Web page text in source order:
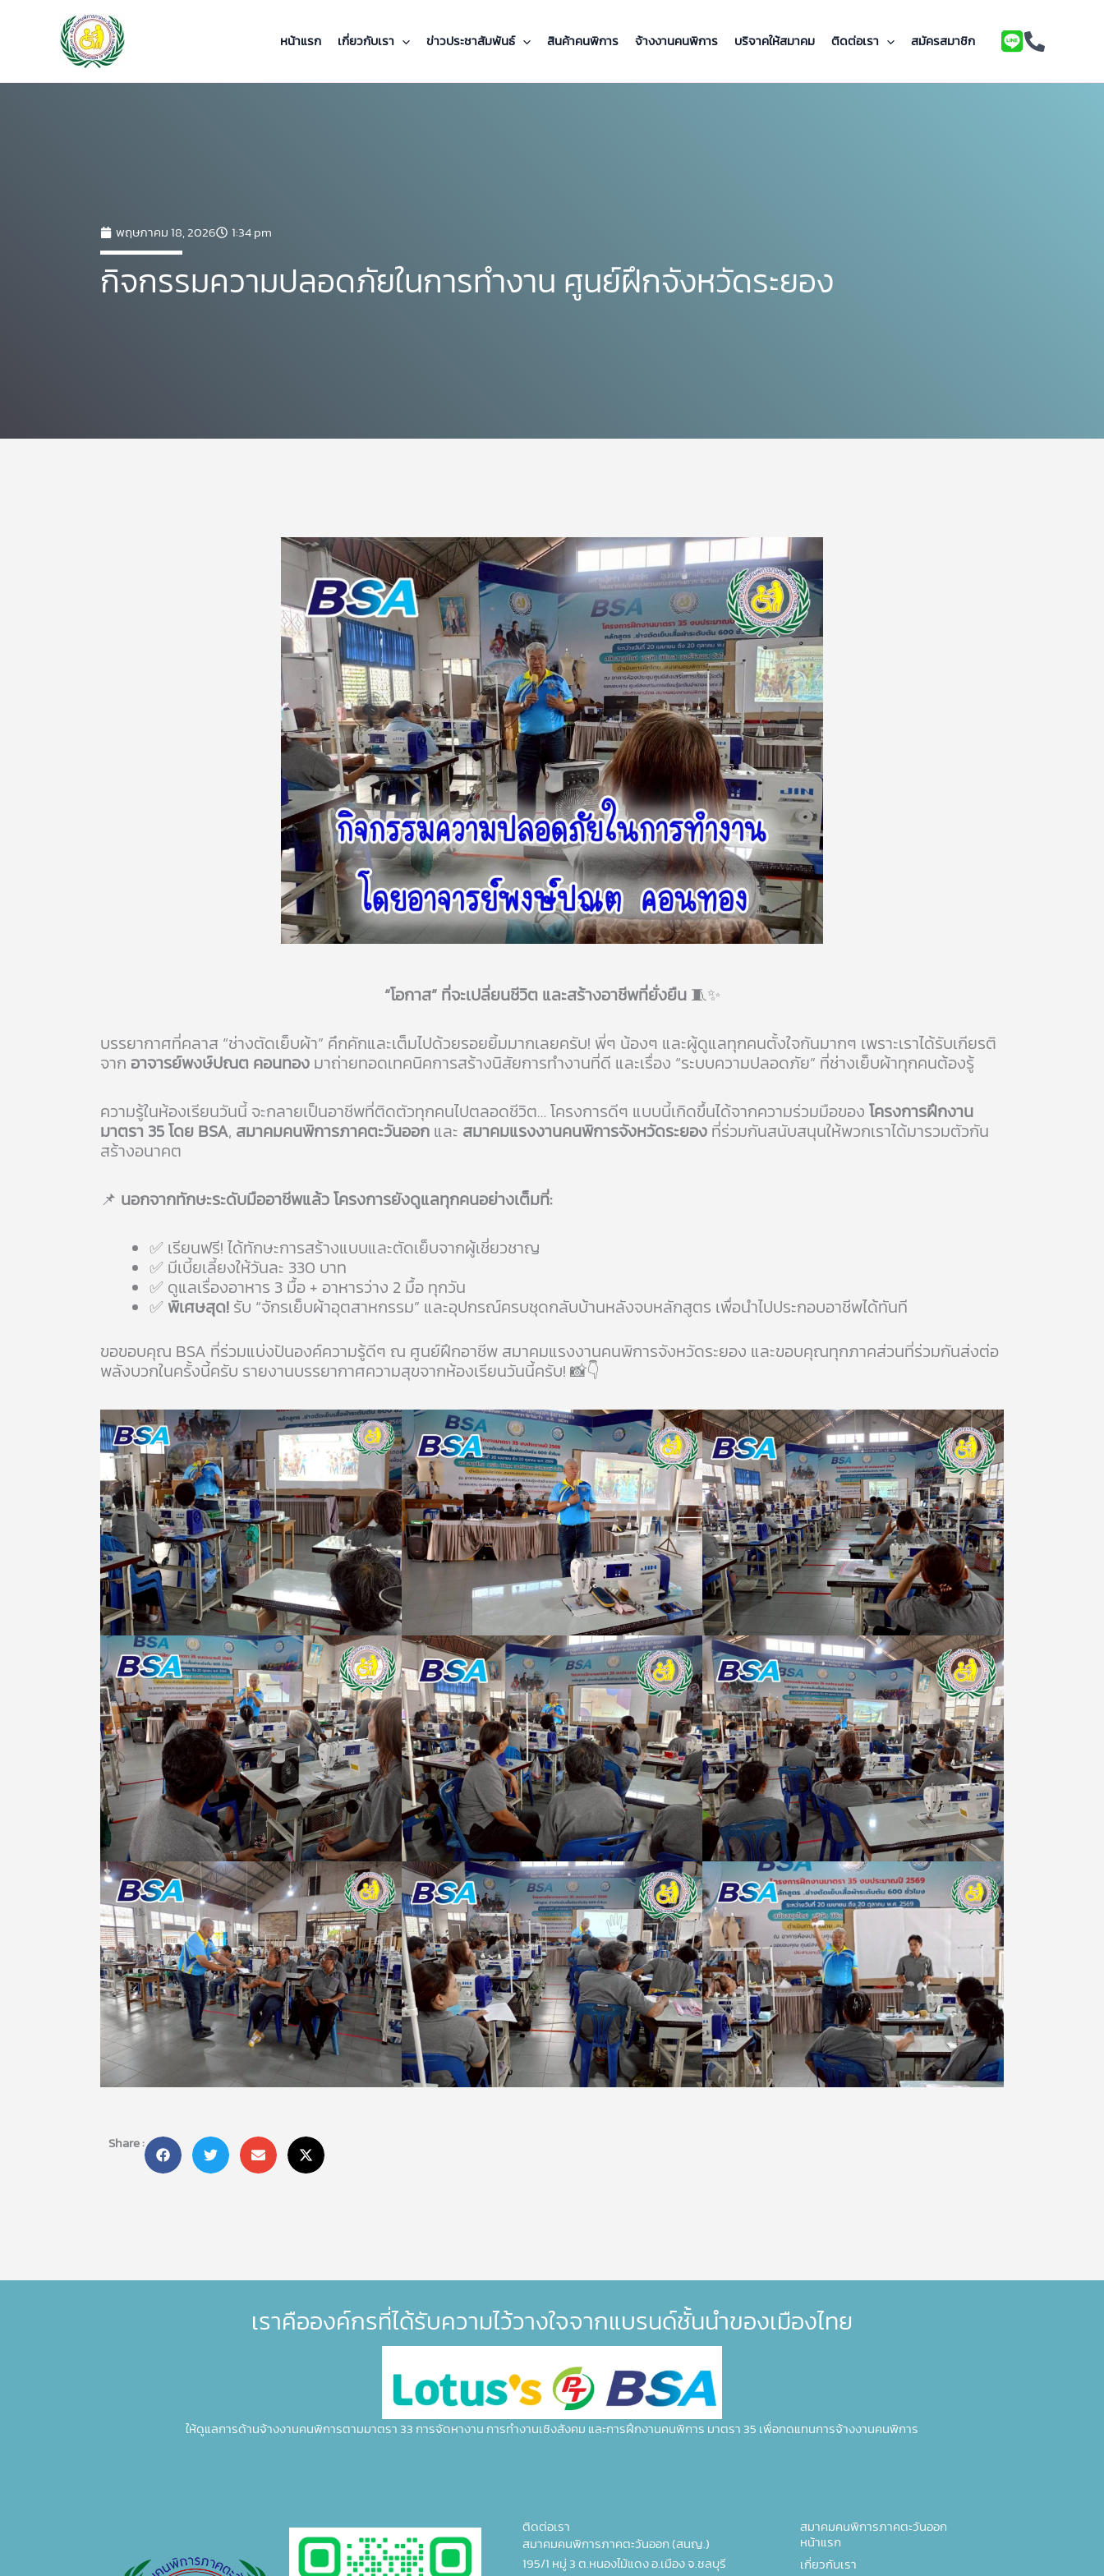
หน้าแรก เกี่ยวกับเรา ข่าวประชาสัมพันธ์ สินค้าคนพิการ จ้างงานคนพิการ บริจาคให้สมาคม ติดต่อเรา สมัครสมาชิก
พฤษภาคม 18, 2026 1:34 pm
กิจกรรมความปลอดภัยในการทำงาน ศูนย์ฝึกจังหวัดระยอง
“โอกาส” ที่จะเปลี่ยนชีวิต และสร้างอาชีพที่ยั่งยืน🧵✨
บรรยากาศที่คลาส “ช่างตัดเย็บผ้า” คึกคักและเต็มไปด้วยรอยยิ้มมากเลยครับ! พี่ๆ น้องๆ และผู้ดูแลทุกคนตั้งใจกันมากๆ เพราะเราได้รับเกียรติ
จาก อาจารย์พงษ์ปณต คอนทอง มาถ่ายทอดเทคนิคการสร้างนิสัยการทำงานที่ดี และเรื่อง “ระบบความปลอดภัย” ที่ช่างเย็บผ้าทุกคนต้องรู้
ความรู้ในห้องเรียนวันนี้ จะกลายเป็นอาชีพที่ติดตัวทุกคนไปตลอดชีวิต… โครงการดีๆ แบบนี้เกิดขึ้นได้จากความร่วมมือของ โครงการฝึกงาน
มาตรา 35 โดย BSA, สมาคมคนพิการภาคตะวันออก และ สมาคมแรงงานคนพิการจังหวัดระยอง ที่ร่วมกันสนับสนุนให้พวกเราได้มารวมตัวกัน
สร้างอนาคต
📌 นอกจากทักษะระดับมืออาชีพแล้ว โครงการยังดูแลทุกคนอย่างเต็มที่:
✅ เรียนฟรี! ได้ทักษะการสร้างแบบและตัดเย็บจากผู้เชี่ยวชาญ
✅ มีเบี้ยเลี้ยงให้วันละ 330 บาท
✅ ดูแลเรื่องอาหาร 3 มื้อ + อาหารว่าง 2 มื้อ ทุกวัน
✅ พิเศษสุด! รับ “จักรเย็บผ้าอุตสาหกรรม” และอุปกรณ์ครบชุดกลับบ้านหลังจบหลักสูตร เพื่อนำไปประกอบอาชีพได้ทันที
ขอขอบคุณ BSA ที่ร่วมแบ่งปันองค์ความรู้ดีๆ ณ ศูนย์ฝึกอาชีพ สมาคมแรงงานคนพิการจังหวัดระยอง และขอบคุณทุกภาคส่วนที่ร่วมกันส่งต่อ
พลังบวกในครั้งนี้ครับ รายงานบรรยากาศความสุขจากห้องเรียนวันนี้ครับ! 📸👇
Share :
เราคือองค์กรที่ได้รับความไว้วางใจจากแบรนด์ชั้นนำของเมืองไทย
ให้ดูแลการด้านจ้างงานคนพิการตามมาตรา 33 การจัดหางาน การทำงานเชิงสังคม และการฝึกงานคนพิการ มาตรา 35 เพื่อทดแทนการจ้างงานคนพิการ
ติดต่อเรา
สมาคมคนพิการภาคตะวันออก (สนญ.)
195/1 หมู่ 3 ต.หนองไม้แดง อ.เมือง จ.ชลบุรี
สมาคมคนพิการภาคตะวันออก
หน้าแรก
เกี่ยวกับเรา